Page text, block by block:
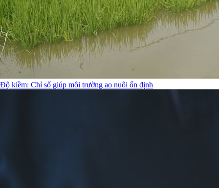
Độ kiềm: Chỉ số giúp môi trường ao nuôi ổn định